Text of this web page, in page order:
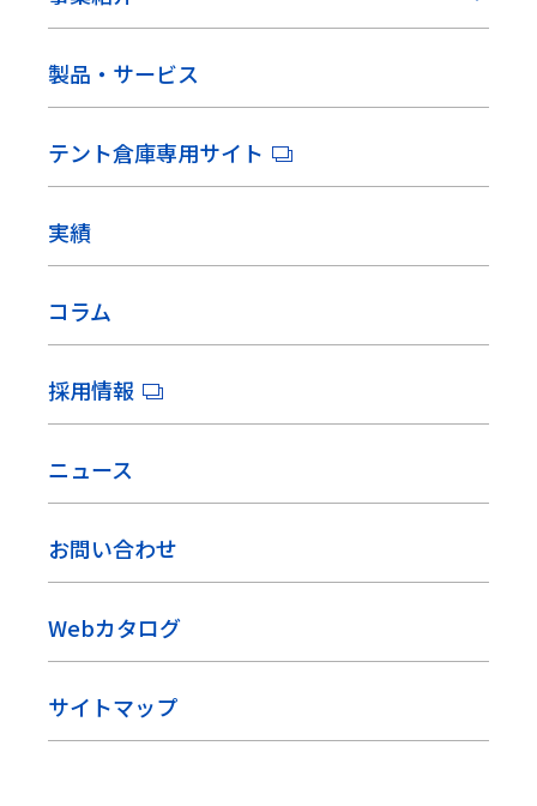
製品・サービス
テント倉庫専用サイト
実績
コラム
採用情報
ニュース
お問い合わせ
Webカタログ
サイトマップ